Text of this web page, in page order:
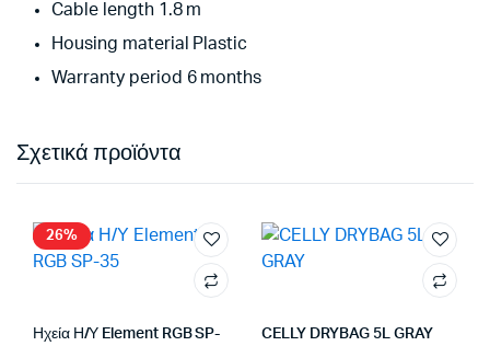
Cable length 1.8 m
Housing material Plastic
Warranty period 6 months
Σχετικά προϊόντα
26%
Ηχεία Η/Υ Element RGB SP-
CELLY DRYBAG 5L GRAY